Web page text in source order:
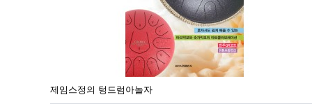
제임스정의 텅드럼아놀자